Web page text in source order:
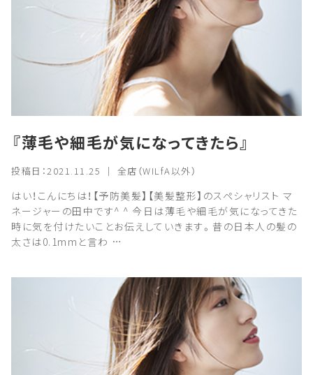
『薄毛や細毛が気になってきたら』
投稿日：2021.11.25 ｜ 全店（WILfA以外）
はい！こんにちは！【予防美髪】【美髪整形】のスペシャリスト マ
ネージャーの田中です^ ^ 今日は薄毛や細毛が気になってきた
時に気を付けたいことお伝えしていきます。昔の日本人の髪の
太さは0.1mmと言わ …